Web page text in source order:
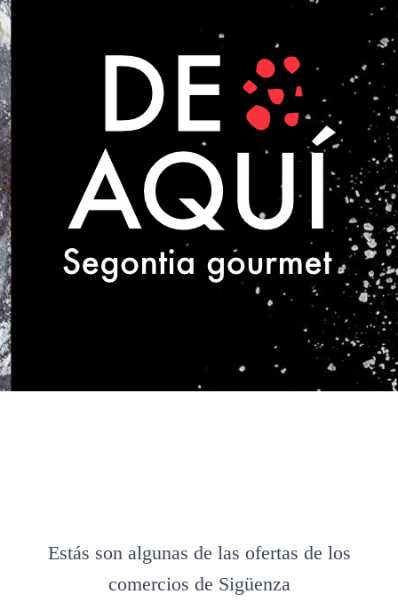
Estás son algunas de las ofertas de los
comercios de Sigüenza